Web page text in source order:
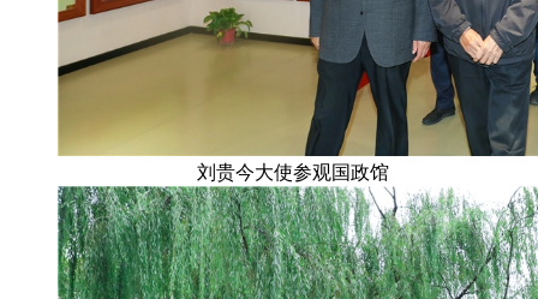
刘贵今大使参观国政馆